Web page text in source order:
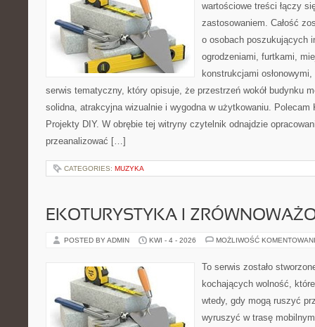
wartościowe treści łączy
zastosowaniem. Całość
o osobach poszukujących
ogrodzeniami, furtkami,
konstrukcjami
serwis tematyczny, który opisuje, że przestrzeń wokół budynku
solidna, atrakcyjna wizualnie i wygodna w użytkowaniu. Polecam
Projekty DIY. W obrębie tej witryny czytelnik odnajdzie
przeanalizować […]
CATEGORIES: MUZYKA
EKOTURYSTYKA I
POSTED BY ADMIN KWI - 4 - 2026 MOŻLIWOŚĆ
To serwis zostało
kochających wolność,
wtedy, gdy mogą ruszyć
wyruszyć w trasę